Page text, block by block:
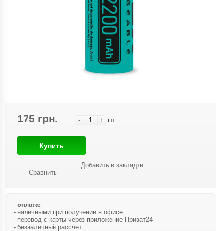
175 грн. - + шт
Купить
Сравнить
Добавить в закладки
оплата:
наличными при получении в офисе
перевод с карты через приложение Приват24
безналичный рассчет